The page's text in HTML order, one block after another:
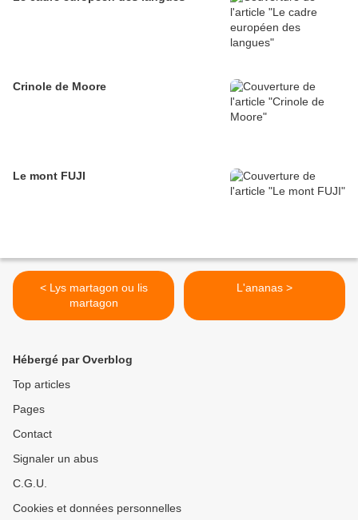
Crinole de Moore
Le mont FUJI
< Lys martagon ou lis
martagon
L'ananas >
Hébergé par Overblog
Top articles
Pages
Contact
Signaler un abus
C.G.U.
Cookies et données personnelles